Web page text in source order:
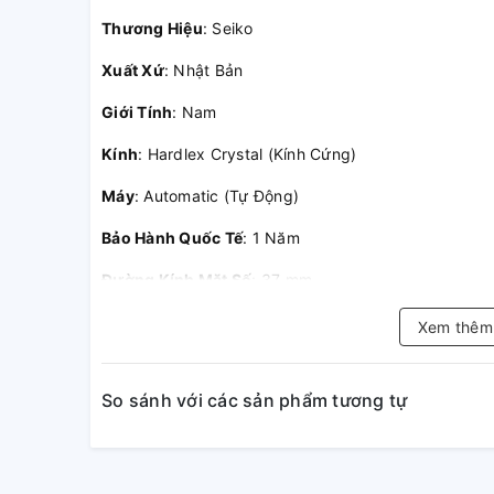
Thương Hiệu: Seiko
Xuất Xứ: Nhật Bản
Giới Tính: Nam
Kính: Hardlex Crystal (Kính Cứng)
Máy: Automatic (Tự Động)
Bảo Hành Quốc Tế: 1 Năm
Đường Kính Mặt Số : 37 mm
Niềng: Thép Không Gỉ
Dây Đeo: Dây Vải
Màu Mặt Số: Kem
Xem
So sánh với các sản phẩm tương tự